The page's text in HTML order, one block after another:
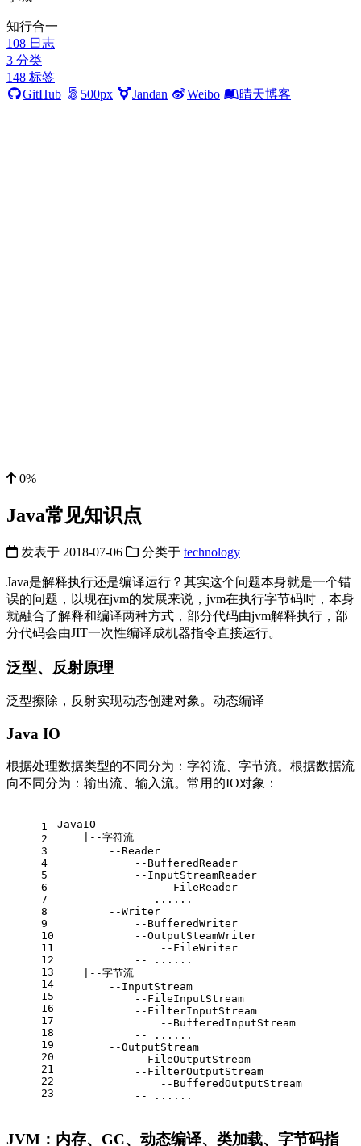
知行合一
108 日志
3 分类
148 标签
GitHub
500px Jandan Weibo 晴天博客
0%
Java常见知识点
发表于 2018-07-06 分类于 technology
Java是解释执行还是编译运行？其实这个问题本身就是一个错
误的问题，以现在jvm的发展来说，jvm在执行字节码时，本身
就融合了解释和编译两种方式，部分代码由jvm解释执行，部
分代码会由JIT一次性编译成机器指令直接运行。
泛型、反射原理
泛型擦除，反射实现动态创建对象。动态编译
Java IO
根据处理数据类型的不同分为：字符流、字节流。根据数据流
向不同分为：输出流、输入流。常用的IO对象：
1
2
3
4
5
6
7
8
9
10
11
12
13
14
15
16
17
18
19
20
21
22
23
JavaIO
    |--字符流
        --Reader
            --BufferedReader
            --InputStreamReader
                --FileReader
            -- ......
        --Writer
            --BufferedWriter
            --OutputSteamWriter
                --FileWriter
            -- ......
    |--字节流
        --InputStream
            --FileInputStream
            --FilterInputStream
                --BufferedInputStream
            -- ......
        --OutputStream
            --FileOutputStream
            --FilterOutputStream
                --BufferedOutputStream
            -- ......
JVM：内存、GC、动态编译、类加载、字节码指